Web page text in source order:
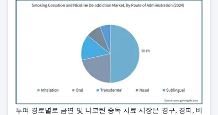
투여 경로별로 금연 및 니코틴 중독 치료 시장은 경구, 경피, 비